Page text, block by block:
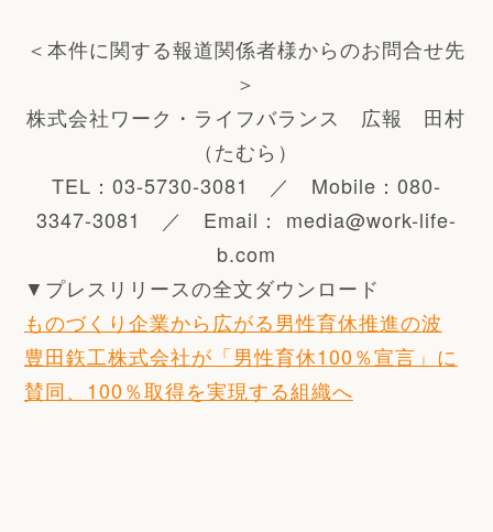
＜本件に関する報道関係者様からのお問合せ先
＞
株式会社ワーク・ライフバランス 広報 田村
（たむら）
TEL：03-5730-3081 ／ Mobile：080-
3347-3081 ／ Email： media@work-life-
b.com
▼プレスリリースの全文ダウンロード
ものづくり企業から広がる男性育休推進の波
豊田鉃工株式会社が「男性育休100％宣言」に
賛同、100％取得を実現する組織へ